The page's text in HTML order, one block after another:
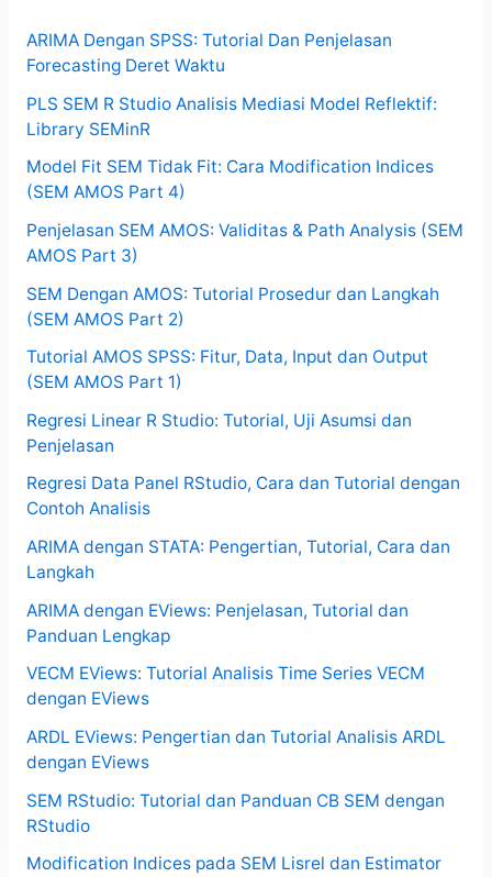
ARIMA Dengan SPSS: Tutorial Dan Penjelasan
Forecasting Deret Waktu
PLS SEM R Studio Analisis Mediasi Model Reflektif:
Library SEMinR
Model Fit SEM Tidak Fit: Cara Modification Indices
(SEM AMOS Part 4)
Penjelasan SEM AMOS: Validitas & Path Analysis (SEM
AMOS Part 3)
SEM Dengan AMOS: Tutorial Prosedur dan Langkah
(SEM AMOS Part 2)
Tutorial AMOS SPSS: Fitur, Data, Input dan Output
(SEM AMOS Part 1)
Regresi Linear R Studio: Tutorial, Uji Asumsi dan
Penjelasan
Regresi Data Panel RStudio, Cara dan Tutorial dengan
Contoh Analisis
ARIMA dengan STATA: Pengertian, Tutorial, Cara dan
Langkah
ARIMA dengan EViews: Penjelasan, Tutorial dan
Panduan Lengkap
VECM EViews: Tutorial Analisis Time Series VECM
dengan EViews
ARDL EViews: Pengertian dan Tutorial Analisis ARDL
dengan EViews
SEM RStudio: Tutorial dan Panduan CB SEM dengan
RStudio
Modification Indices pada SEM Lisrel dan Estimator